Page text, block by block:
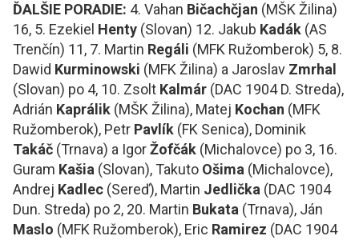
ĎALŠIE PORADIE: 4. Vahan Bičachčjan (MŠK Žilina)
16, 5. Ezekiel Henty (Slovan) 12. Jakub Kadák (AS
Trenčín) 11, 7. Martin Regáli (MFK Ružomberok) 5, 8.
Dawid Kurminowski (MFK Žilina) a Jaroslav Zmrhal
(Slovan) po 4, 10. Zsolt Kalmár (DAC 1904 D. Streda),
Adrián Kaprálik (MŠK Žilina), Matej Kochan (MFK
Ružomberok), Petr Pavlík (FK Senica), Dominik
Takáč (Trnava) a IgorŽofčák (Michalovce) po 3, 16.
Guram Kašia (Slovan), Takuto Ošima (Michalovce),
Andrej Kadlec (Sereď), Martin Jedlička (DAC 1904
Dun. Streda) po 2, 20. Martin Bukata (Trnava), Ján
Maslo (MFK Ružomberok), Eric Ramirez (DAC 1904